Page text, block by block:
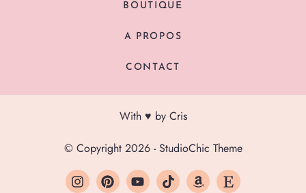
BOUTIQUE
A PROPOS
CONTACT
With ♥ by Cris
© Copyright 2026 - StudioChic Theme